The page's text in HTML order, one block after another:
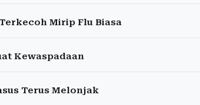
Mirip Flu Biasa
Kewaspadaan
Terus Melonjak